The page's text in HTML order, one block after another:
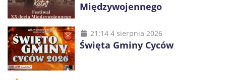
Międzywojennego
21:14 4 sierpnia 2026
Święta Gminy Cyców